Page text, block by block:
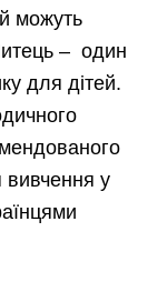
можуть
– один
для дітей.
вивчення у